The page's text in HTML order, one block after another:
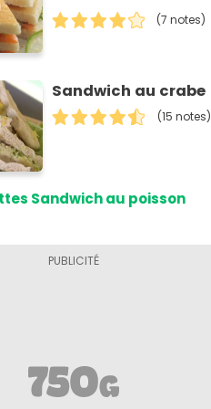
(7 notes)
Sandwich au crabe
(15 notes)
Sandwich au poisson